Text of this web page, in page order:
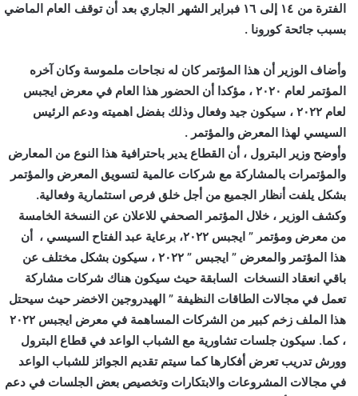
الفترة من ١٤ إلى ١٦ فبراير الشهر الجاري بعد أن توقف العام الماضي
بسبب جائحة كورونا .
وأضاف الوزير أن هذا المؤتمر كان له نجاحات ملموسة وكان آخره
المؤتمر لعام ٢٠٢٠ ، مؤكدا أن الحضور هذا العام في معرض ايجبس
لعام ٢٠٢٢ ، سيكون جيد وفعال وذلك بفضل اهميته ودعم الرئيس
السيسي لهذا المعرض والمؤتمر .
وأوضح وزير البترول ، أن القطاع يدير باحترافية هذا النوع من المعارض
والمؤتمرات بالمشاركة مع شركات عالمية لتسويق المعرض والمؤتمر
بشكل يلفت أنظار الجميع من أجل خلق فرص استثمارية وفعالية.
وكشف الوزير ، خلال المؤتمر الصحفي للاعلان عن النسخة الخامسة
من معرض ومؤتمر ” ايجبس ٢٠٢٢، برعاية عبد الفتاح السيسي ، أن
هذا المؤتمر والمعرض ” ايجبس ” ٢٠٢٢ ، سيكون بشكل مختلف عن
باقي انعقاد النسخات السابقة حيث سيكون هناك شركات مشاركة
تعمل في مجالات الطاقات النظيفة ” الهيدروجين الاخضر حيث سيحتل
هذا الملف زخم كبير من الشركات المساهمة في معرض ايجبس ٢٠٢٢
، كما. سيكون جلسات تشاورية مع الشباب الواعد في قطاع البترول
وورش تدريب تعرض أفكارها كما سيتم تقديم الجوائز للشباب الواعد
في مجالات المشروعات والابتكارات وتخصيص بعض الجلسات في دعم